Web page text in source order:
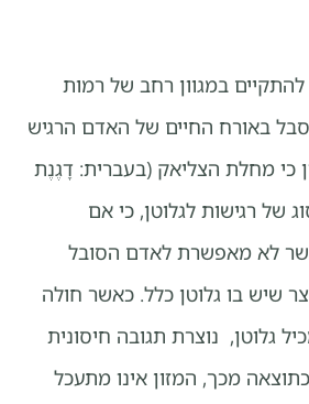
במגוון רחב של רמות
באורח החיים של האדם הרגיש
מחלת הצליאק (בעברית: דָגֶנֶת
רגישות לגלוטן, כי אם
לא מאפשרת לאדם הסובל
בו גלוטן כלל. כאשר חולה
גלוטן, נוצרת תגובה חיסונית
מכך, המזון אינו מתעכל